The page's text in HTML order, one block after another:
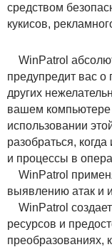
средством
кукисов,
WinPatrol
предупредит вас
других
вашем
использовании
разобраться,
и процессы в
WinPatrol
выявлению атак и
WinPatrol
ресурсов и
преобразованиях,